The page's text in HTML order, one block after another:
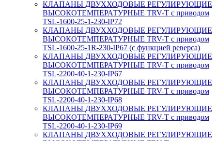
КЛАПАНЫ ДВУХХОДОВЫЕ РЕГУЛИРУЮЩИЕ
ВЫСОКОТЕМПЕРАТУРНЫЕ TRV-T с приводом
TSL-1600-25-1-230-IP72
КЛАПАНЫ ДВУХХОДОВЫЕ РЕГУЛИРУЮЩИЕ
ВЫСОКОТЕМПЕРАТУРНЫЕ TRV-T с приводом
TSL-1600-25-1R-230-IP67 (с функцией реверса)
КЛАПАНЫ ДВУХХОДОВЫЕ РЕГУЛИРУЮЩИЕ
ВЫСОКОТЕМПЕРАТУРНЫЕ TRV-T с приводом
TSL-2200-40-1-230-IP67
КЛАПАНЫ ДВУХХОДОВЫЕ РЕГУЛИРУЮЩИЕ
ВЫСОКОТЕМПЕРАТУРНЫЕ TRV-T с приводом
TSL-2200-40-1-230-IP68
КЛАПАНЫ ДВУХХОДОВЫЕ РЕГУЛИРУЮЩИЕ
ВЫСОКОТЕМПЕРАТУРНЫЕ TRV-T с приводом
TSL-2200-40-1-230-IP69
КЛАПАНЫ ДВУХХОДОВЫЕ РЕГУЛИРУЮЩИЕ